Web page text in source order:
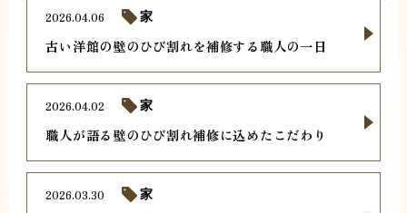
古い洋館の壁のひび割れを補修する職人の一日
2026.04.06 家
職人が語る壁のひび割れ補修に込めたこだわり
2026.04.02 家
2026.03.30 家